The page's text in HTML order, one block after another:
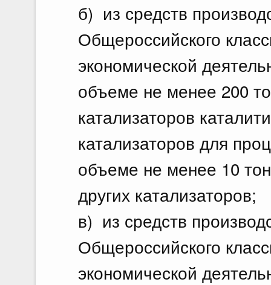
б) из средств
Общероссийского
экономической
объеме не менее 200
катализаторов
катализаторов для
объеме не менее 10
других катализаторов;
в) из средств
Общероссийского
экономической